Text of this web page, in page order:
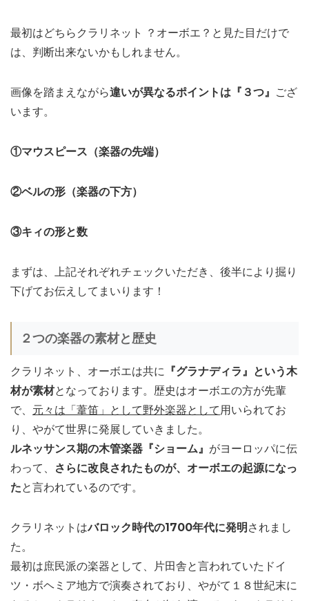
最初はどちらクラリネット ？オーボエ？と見た目だけで
は、判断出来ないかもしれません。
画像を踏まえながら違いが異なるポイントは『３つ』 ござ
います。
①マウスピース（楽器の先端）
②ベルの形（楽器の下方）
③キィの形と数
まずは、上記それぞれチェックいただき、後半により掘り
下げてお伝えしてまいります！
２つの楽器の素材と歴史
クラリネット、オーボエは共に 『グラナディラ』という木
材が素材となっております。歴史はオーボエの方が先輩
で、 元々は「葦笛」として野外楽器として 用いられてお
り、やがて世界に発展していきました。
ルネッサンス期の木管楽器『ショーム』 がヨーロッパに伝
わって、
さらに改良されたものが、オーボエの起源になっ
たと言われているのです。
クラリネットはバロック時代の1700年代に発明 されまし
た。
最初は庶民派の楽器として、片田舎と言われていたドイ
ツ・ボヘミア地方で演奏されており、やがて１８世紀末に